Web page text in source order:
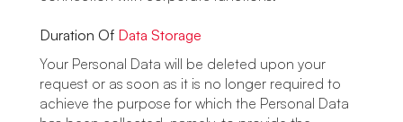
Duration Of Data Storage
Your Personal Data will be deleted upon your
request or as soon as it is no longer required to
achieve the purpose for which the Personal Data